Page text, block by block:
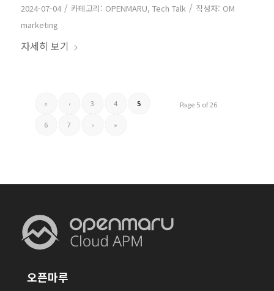
2024-07-04 / 카테고리: OPENMARU, Tech Talk / 작성자: OM
marketing
자세히 보기
Page 5 of 26
« ‹ 3 4 5
6 7 › »
오픈마루